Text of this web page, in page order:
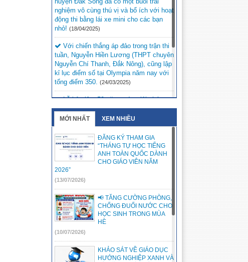
nghiệm vô cùng thú vị và bổ ích với hoạt
động thi bằng lái xe mini cho các bạn
nhỏ! (18/04/2025)
Với chiến thắng áp đảo trong trận thi
tuần, Nguyễn Hiền Lương (THPT chuyên
Nguyễn Chí Thanh, Đắk Nông), cũng lập
kỉ lục điểm số tại Olympia năm nay với
tổng điểm 350. (24/03/2025)
Lễ kỷ niệm 50 năm ngày giải phóng
Đức Lập dự kiến sẽ diễn ra vào lúc 20h
ngày 9/3/2025 tại Quảng trường Đắk Mil.
Kỳ thi chọn học sinh giỏi trung học cơ
sở cấp tỉnh, năm học 2024 – 2025 tại
Hội đồng thi Đắk Song. (05/03/2025)
MỚI NHẤT XEM NHIỀU
ĐĂNG KÝ THAM GIA
“THÁNG TỰ HỌC TIẾNG
ANH TOÀN QUỐC DÀNH
CHO GIÁO VIÊN NĂM
2026”
(13/07/2026)
📢 TĂNG CƯỜNG PHÒNG,
CHỐNG ĐUỐI NƯỚC CHO
HỌC SINH TRONG MÙA
HÈ
(10/07/2026)
KHẢO SÁT VỀ GIÁO DỤC
HƯỚNG NGHIỆP XANH VÀ